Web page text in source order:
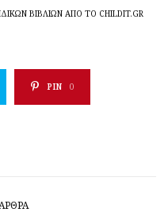
ΒΙΒΛΊΩΝ ΑΠΟ ΤΟ CHILDIT.GR
PIN 0